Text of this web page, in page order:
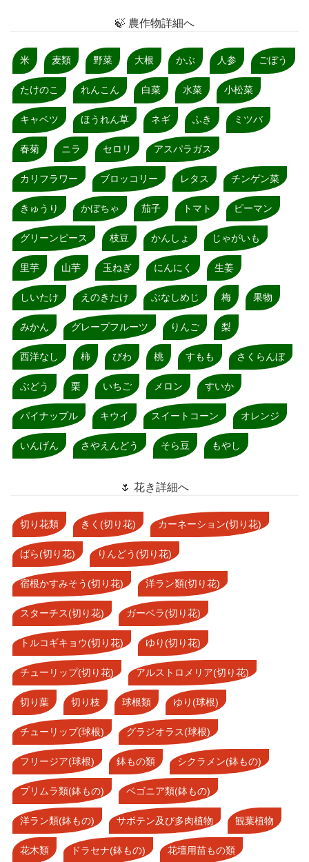
🍃 農作物詳細へ
米 麦類 野菜 大根 かぶ 人参 ごぼう
たけのこ れんこん 白菜 水菜 小松菜
キャベツ ほうれん草 ネギ ふき ミツバ
春菊 ニラ セロリ アスパラガス
カリフラワー ブロッコリー レタス チンゲン菜
きゅうり かぼちゃ 茄子 トマト ピーマン
グリーンピース 枝豆 かんしょ じゃがいも
里芋 山芋 玉ねぎ にんにく 生姜
しいたけ えのきたけ ぶなしめじ 梅 果物
みかん グレープフルーツ りんご 梨
西洋なし 柿 びわ 桃 すもも さくらんぼ
ぶどう 栗 いちご メロン すいか
パイナップル キウイ スイートコーン オレンジ
いんげん さやえんどう そら豆 もやし
🌷 花き詳細へ
切り花類 きく(切り花) カーネーション(切り花)
ばら(切り花) りんどう(切り花)
宿根かすみそう(切り花) 洋ラン類(切り花)
スターチス(切り花) ガーベラ(切り花)
トルコギキョウ(切り花) ゆり(切り花)
チューリップ(切り花) アルストロメリア(切り花)
切り葉 切り枝 球根類 ゆり(球根)
チューリップ(球根) グラジオラス(球根)
フリージア(球根) 鉢もの類 シクラメン(鉢もの)
プリムラ類(鉢もの) ベゴニア類(鉢もの)
洋ラン類(鉢もの) サボテン及び多肉植物 観葉植物
花木類 ドラセナ(鉢もの) 花壇用苗もの類